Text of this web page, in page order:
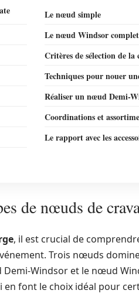
Le nœud simple
Le nœud Windsor complet
Critères de sélection de la
Techniques pour nouer
Réaliser un nœud Demi-
Coordinations et
Le rapport avec les
de nœuds de
, il est crucial de
Trois nœuds
Windsor et le nœud
font le choix idéal pour